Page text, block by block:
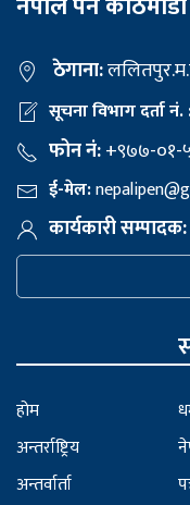
ठेगाना:
सूचना विभाग दर्ता नं.
फोन नं:+९७७-०१-
ई-मेल:
कार्यकारी सम्पादक:
होम
अन्तर्राष्ट्रिय
अन्तर्वार्ता